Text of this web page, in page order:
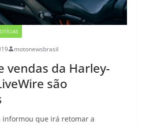
motonewsbrasil
vendas da Harley-
são
informou que irá retomar a